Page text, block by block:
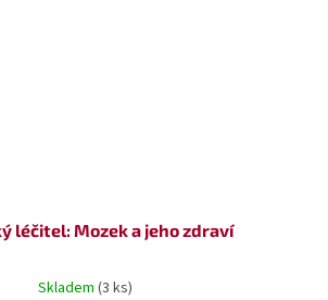
léčitel: Mozek a jeho zdraví
Skladem (3 ks)